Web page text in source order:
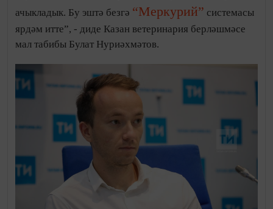
ачыкладык. Бу эштә безгә “Меркурий” системасы
ярдәм итте”, - диде Казан ветеринария берләшмәсе
мал табибы Булат Нуриәхмәтов.